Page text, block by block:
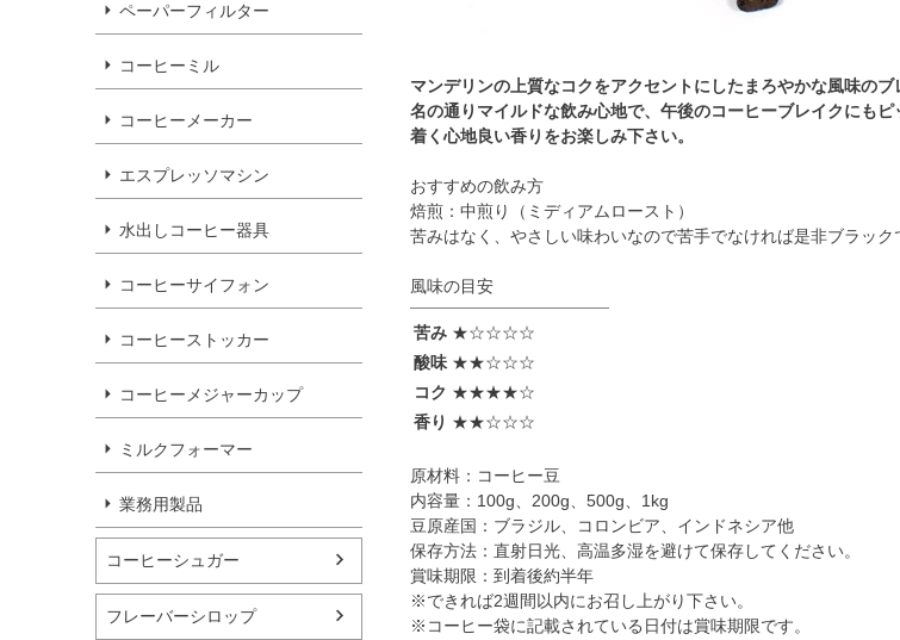
ペーパーフィルター
コーヒーミル
コーヒーメーカー
エスプレッソマシン
水出しコーヒー器具
コーヒーサイフォン
コーヒーストッカー
コーヒーメジャーカップ
ミルクフォーマー
業務用製品
コーヒーシュガー
フレーバーシロップ
マンデリンの上質なコクをアクセントにしたまろやかな風味の
名の通りマイルドな飲み心地で、午後のコーヒーブレイクにもピ
着く心地良い香りをお楽しみ下さい。
おすすめの飲み方
焙煎：中煎り（ミディアムロースト）
苦みはなく、やさしい味わいなので苦手でなければ是非ブラック
風味の目安
苦み ★☆☆☆☆
酸味 ★★☆☆☆
コク ★★★★☆
香り ★★☆☆☆
原材料：コーヒー豆
内容量：100g、200g、500g、1kg
豆原産国：ブラジル、コロンビア、インドネシア他
保存方法：直射日光、高温多湿を避けて保存してください。
賞味期限：到着後約半年
※できれば2週間以内にお召し上がり下さい。
※コーヒー袋に記載されている日付は賞味期限です。